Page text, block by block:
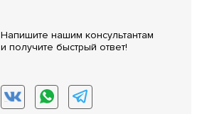
Напишите нашим консультантам
и получите быстрый ответ!